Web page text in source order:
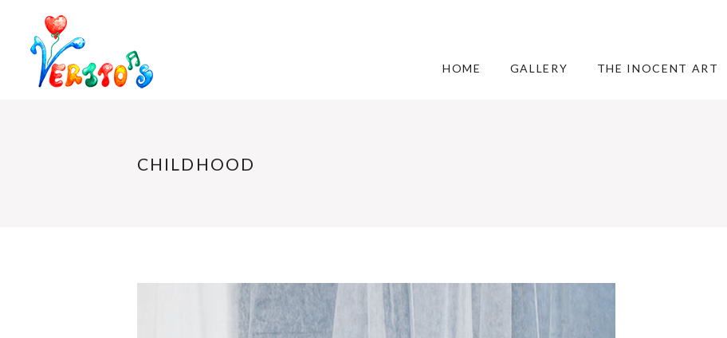
HOME GALLERY THE INOCENT ART
CHILDHOOD